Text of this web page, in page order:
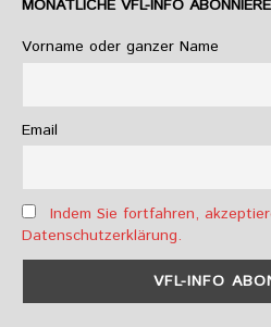
MONATLICHE VFL-INFO
Vorname oder ganzer Name
Email
Indem Sie fortfahren,
Datenschutzerklärung.